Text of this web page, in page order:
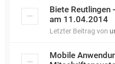
Biete Reutlingen
am 11.04.2014
Letzter Beitrag von
Mobile